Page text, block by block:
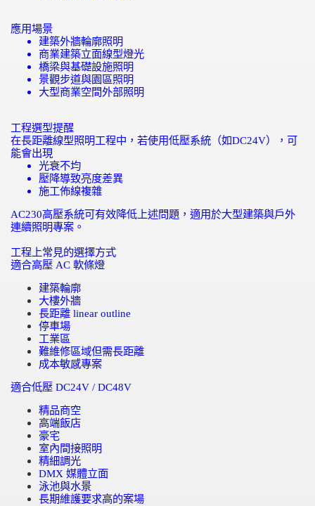
應用場景
建築外牆輪廓照明
商業建築立面線型燈光
橋梁與基礎設施照明
景觀步道與園區照明
大型商業空間外部照明
工程選型提醒
在長距離線型照明工程中，若使用低壓系統（如DC24V），可
能會出現
光衰不均
壓降導致亮度差異
施工佈線複雜
AC230高壓系統可有效降低上述問題，適用於大型建築與戶外
連續照明專案。
工程上常見的選擇方式
適合高壓 AC 軟條燈
建築輪廓
大樓外牆
長距離 linear outline
停車場
工業區
難維修區域但需長距離
成本敏感專案
適合低壓 DC24V / DC48V
精品商空
高端飯店
豪宅
室內間接照明
精細調光
DMX 媒體立面
泳池與水景
長期維護要求高的案場